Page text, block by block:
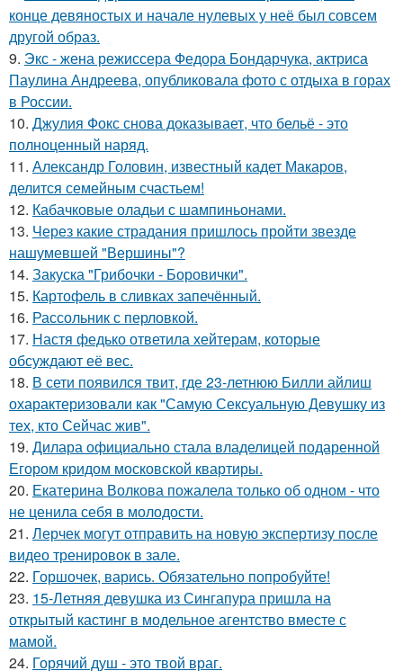
конце девяностых и начале нулевых у неё был совсем
другой образ.
9. Экс - жена режиссера Федора Бондарчука, актриса
Паулина Андреева, опубликовала фото с отдыха в горах
в России.
10. Джулия Фокс снова доказывает, что бельё - это
полноценный наряд.
11. Александр Головин, известный кадет Макаров,
делится семейным счастьем!
12. Кабачковые оладьи с шампиньонами.
13. Через какие страдания пришлось пройти звезде
нашумевшей "Вершины"?
14. Закуска "Грибочки - Боровички".
15. Картофель в сливках запечённый.
16. Рассольник с перловкой.
17. Настя федько ответила хейтерам, которые
обсуждают её вес.
18. В сети появился твит, где 23-летнюю Билли айлиш
охарактеризовали как "Самую Сексуальную Девушку из
тех, кто Сейчас жив".
19. Дилара официально стала владелицей подаренной
Егором кридом московской квартиры.
20. Екатерина Волкова пожалела только об одном - что
не ценила себя в молодости.
21. Лерчек могут отправить на новую экспертизу после
видео тренировок в зале.
22. Горшочек, варись. Обязательно попробуйте!
23. 15-Летняя девушка из Сингапура пришла на
открытый кастинг в модельное агентство вместе с
мамой.
24. Горячий душ - это твой враг.